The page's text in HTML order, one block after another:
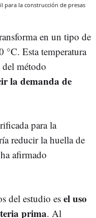
para la construcción de presas
en un tipo de
°C. Esta temperatura
método
la demanda de
para la
reducir la huella de
afirmado
del estudio es el uso
prima. Al